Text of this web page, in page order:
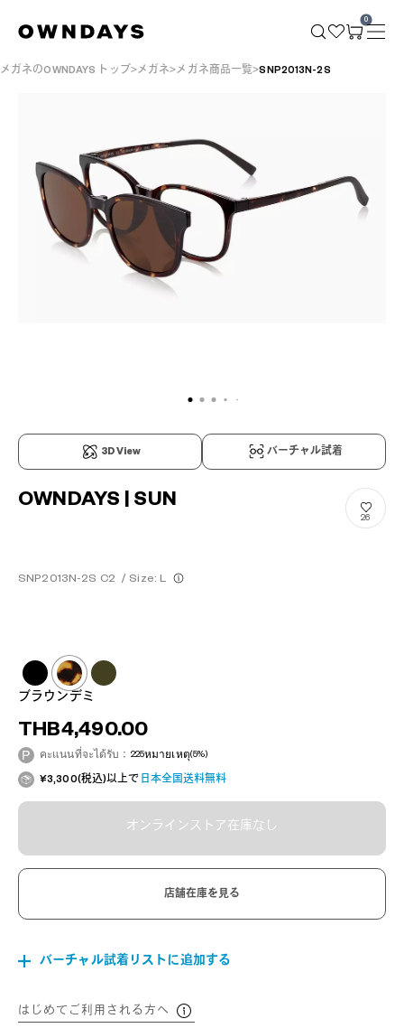
0
メガネのOWNDAYS トップ メガネ メガネ商品一覧 SNP2013N-2S
3D View バーチャル試着
OWNDAYS | SUN
SNP2013N-2S C2 / Size: L
26
ブラウンデミ
THB4,490.00
คะแนนที่จะได้รับ： 225หมายเหตุ(5%)
¥3,300(税込)以上で 日本全国送料無料
オンラインストア在庫なし
店舗在庫を見る
バーチャル試着リストに追加する
はじめてご利用される方へ